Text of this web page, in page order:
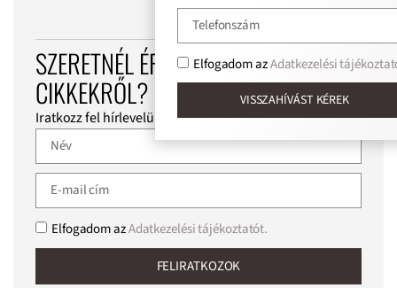
SZERETNÉL ÉRTESÍTÉST KAPNI AZ ÚJ
CIKKEKRŐL?
Iratkozz fel hírlevelünkre!
Elfogadom azAdatkezelési tájékoztatót.
FELIRATKOZOK
Elfogadom azAdatkezelési
VISSZAHÍVÁST KÉREK